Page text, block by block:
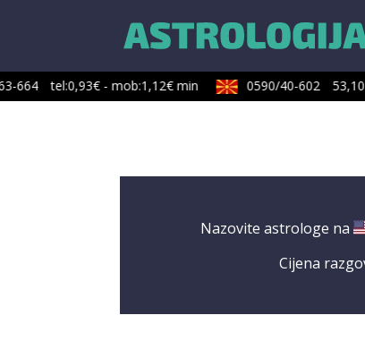
664 tel:0,93€ - mob:1,12€ min 0590/40-602 53,10
Nazovite astrologe na
Cijena